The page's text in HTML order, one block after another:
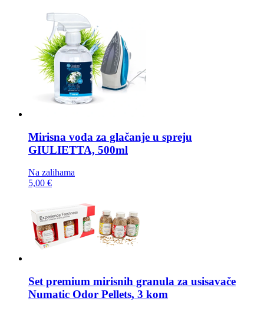
Mirisna voda za glačanje u spreju
GIULIETTA, 500ml
Na zalihama
5,00 €
Set premium mirisnih granula za usisavače
Numatic Odor Pellets, 3 kom